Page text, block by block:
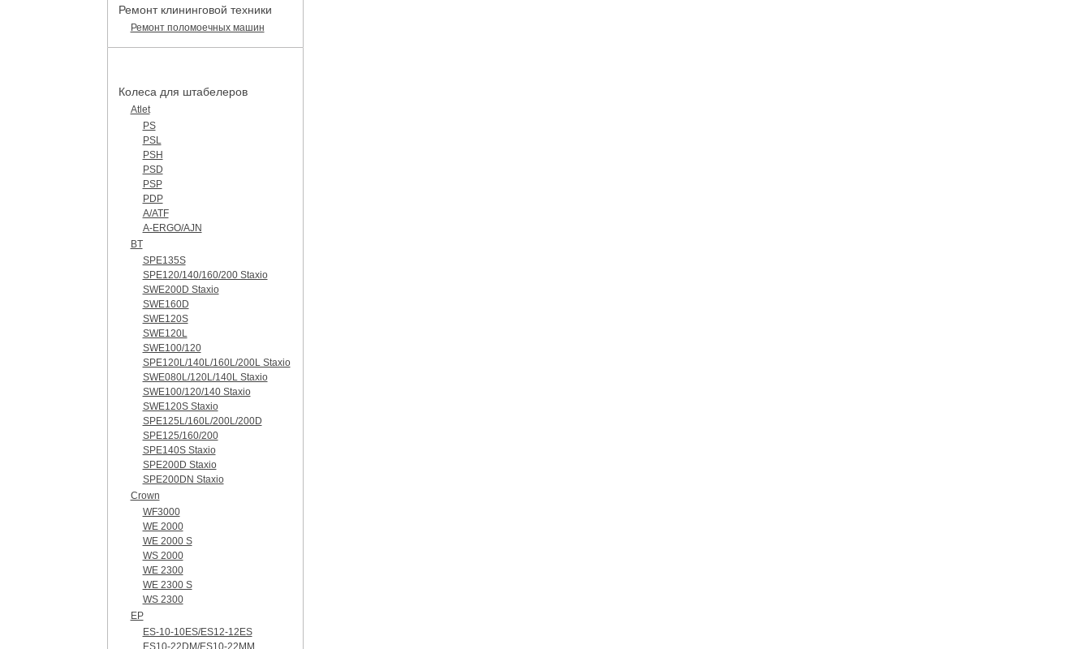
Ремонт клининговой техники
Ремонт поломоечных машин
Колеса для штабелеров
Atlet
PS
PSL
PSH
PSD
PSP
PDP
A/ATF
A-ERGO/AJN
BT
SPE135S
SPE120/140/160/200 Staxio
SWE200D Staxio
SWE160D
SWE120S
SWE120L
SWE100/120
SPE120L/140L/160L/200L Staxio
SWE080L/120L/140L Staxio
SWE100/120/140 Staxio
SWE120S Staxio
SPE125L/160L/200L/200D
SPE125/160/200
SPE140S Staxio
SPE200D Staxio
SPE200DN Staxio
Crown
WF3000
WE 2000
WE 2000 S
WS 2000
WE 2300
WE 2300 S
WS 2300
EP
ES-10-10ES/ES12-12ES
ES10-22DM/ES10-22MM